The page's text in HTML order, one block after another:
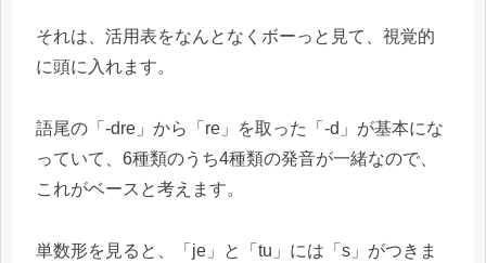
それは、活用表をなんとなくボーっと見て、視覚的
に頭に入れます。
語尾の「-dre」から「re」を取った「-d」が基本にな
っていて、6種類のうち4種類の発音が一緒なので、
これがベースと考えます。
単数形を見ると、「je」と「tu」には「s」がつきま